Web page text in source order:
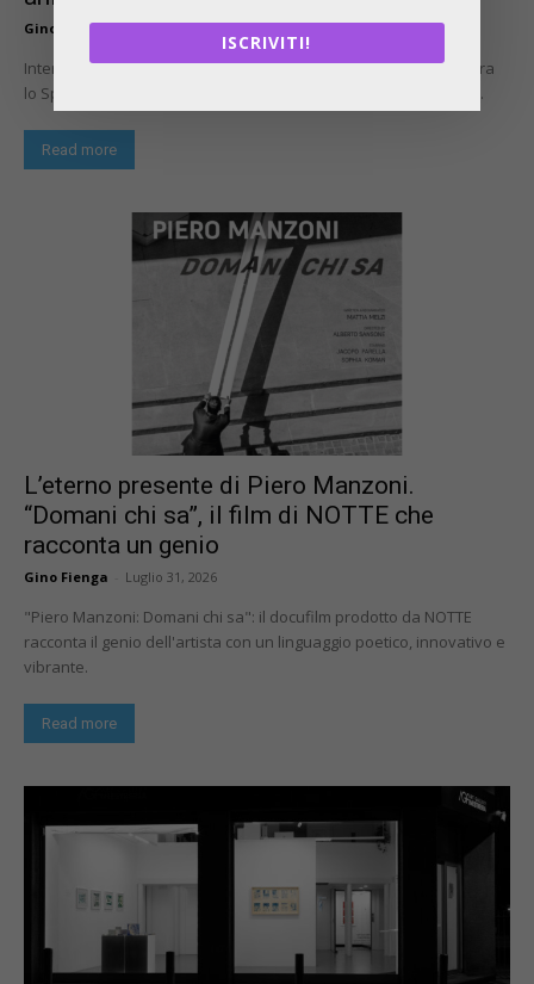
Gino Fienga - Agosto 1, 2026
Intervista a Luigi Solito: l'evoluzione della sua galleria a Napoli tra
lo Spazio Nea, il progetto all'Ex Lanificio e il mercato secondario.
Read more
L’eterno presente di Piero Manzoni.
“Domani chi sa”, il film di NOTTE che
racconta un genio
Gino Fienga Luglio 31, 2026
"Piero Manzoni: Domani chi sa": il docufilm prodotto da NOTTE
racconta il genio dell'artista con un linguaggio poetico, innovativo e
vibrante.
Read more
ISCRIVITI!